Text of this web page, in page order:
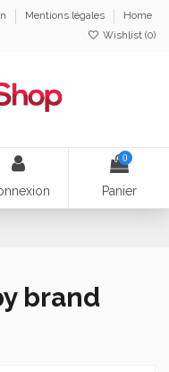
Mentions légales
Home
Wishlist (0)
0
Panier
brand